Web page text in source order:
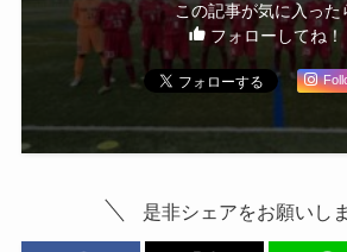
この記事が気に入った
フォローしてね！
是非シェアをお願いし